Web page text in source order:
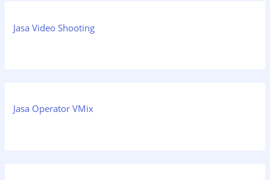
Jasa Video Shooting
Jasa Operator VMix